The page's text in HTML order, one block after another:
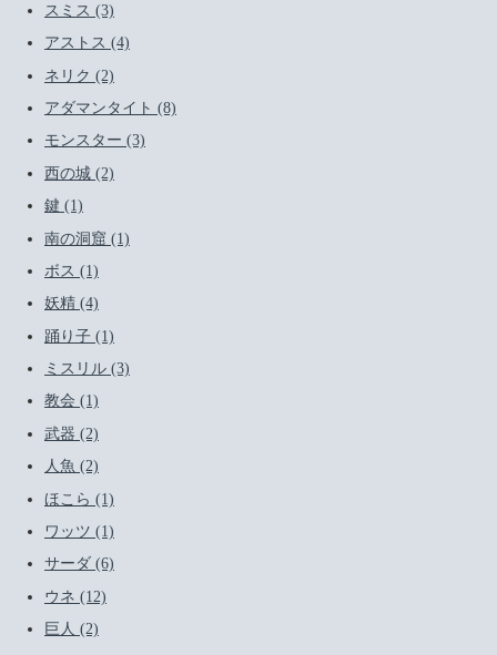
スミス (3)
アストス (4)
ネリク (2)
アダマンタイト (8)
モンスター (3)
西の城 (2)
鍵 (1)
南の洞窟 (1)
ボス (1)
妖精 (4)
踊り子 (1)
ミスリル (3)
教会 (1)
武器 (2)
人魚 (2)
ほこら (1)
ワッツ (1)
サーダ (6)
ウネ (12)
巨人 (2)